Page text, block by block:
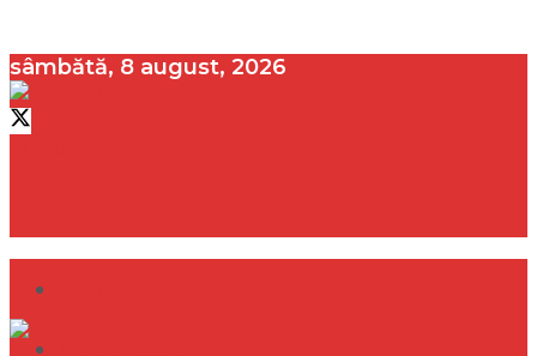
sâmbătă, 8 august, 2026